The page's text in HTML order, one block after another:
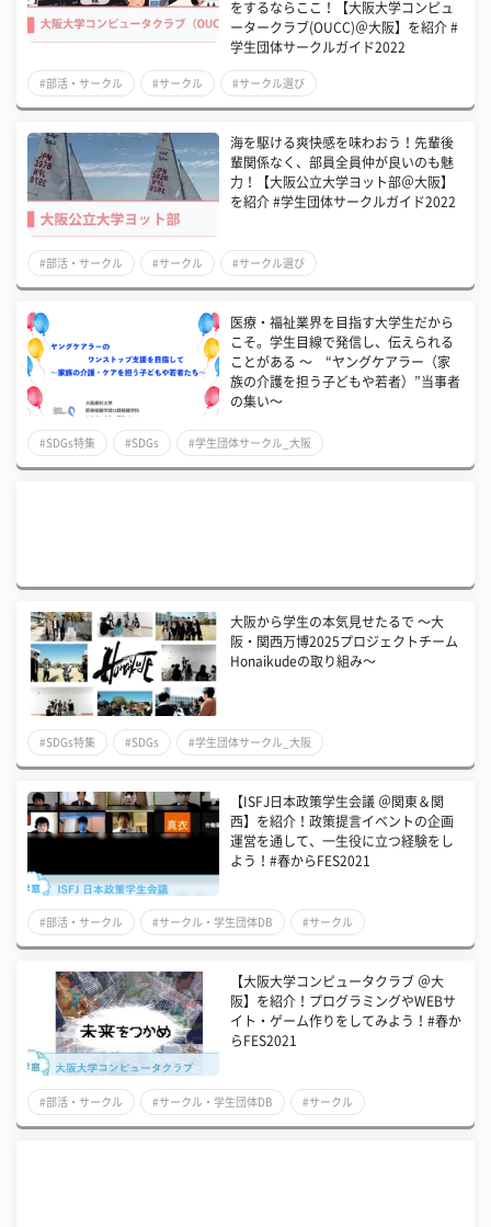
をするならここ！【大阪大学コンピュ
ータークラブ(OUCC)＠大阪】を紹介 #
学生団体サークルガイド2022
#部活・サークル #サークル #サークル選び
海を駆ける爽快感を味わおう！先輩後
輩関係なく、部員全員仲が良いのも魅
力！【大阪公立大学ヨット部＠大阪】
を紹介 #学生団体サークルガイド2022
#部活・サークル #サークル #サークル選び
医療・福祉業界を目指す大学生だから
こそ。学生目線で発信し、伝えられる
ことがある 〜 “ヤングケアラー（家
族の介護を担う子どもや若者）”当事者
の集い〜
#SDGs特集 #SDGs #学生団体サークル_大阪
大阪から学生の本気見せたるで 〜大
阪・関西万博2025プロジェクトチーム
Honaikudeの取り組み〜
#SDGs特集 #SDGs #学生団体サークル_大阪
【ISFJ日本政策学生会議 ＠関東＆関
西】を紹介！政策提言イベントの企画
運営を通して、一生役に立つ経験をし
よう！#春からFES2021
#部活・サークル #サークル・学生団体DB #サークル
【大阪大学コンピュータクラブ ＠大
阪】を紹介！プログラミングやWEBサ
イト・ゲーム作りをしてみよう！#春か
らFES2021
#部活・サークル #サークル・学生団体DB #サークル